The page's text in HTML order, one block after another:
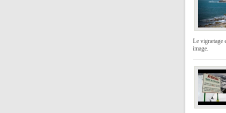
Le vignetage
image.